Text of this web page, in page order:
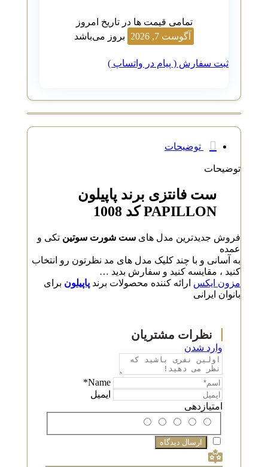
تمامی قیمت ها در تاریخ امروز
آگوست 7, 2026
بروز می‌باشد
ثبت سفارش ( پیام در واتساپ )
توضیحات
توضیحات
ست فانتزی برند پاپیلون
PAPILLON کد 1008
فروش جدیدترین مدل های ست شورت سوتینتکی و
عمده
به آسانی و با چند کلیک مدل های مد نظرتون رو انتخاب
کنید ، مقایسه کنید و سفارش بدید …
مزون ایکس ارائه کننده محصولات برند پاپیلونبرای
بانوان ایرانی
وارد شدن
Name*
امتیازدهی